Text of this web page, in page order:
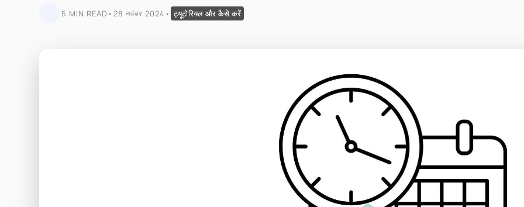
5 MIN READ • 28 नवंबर 2024 • ट्यूटोरियल और कैसे करें